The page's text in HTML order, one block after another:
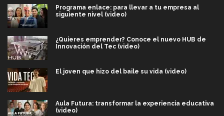
Programa enlace: para llevar a tu empresa al
siguiente nivel (video)
¿Quieres emprender? Conoce el nuevo HUB de
Innovación del Tec (video)
El joven que hizo del baile su vida (video)
Aula Futura: transformar la experiencia educativa
(video)